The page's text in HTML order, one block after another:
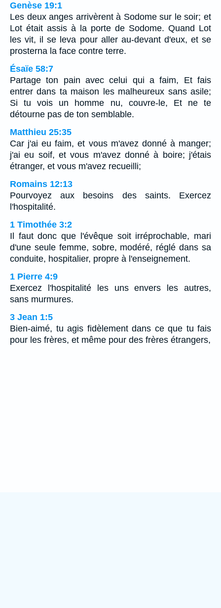
Genèse 19:1
Les deux anges arrivèrent à Sodome sur le soir; et
Lot était assis à la porte de Sodome. Quand Lot
les vit, il se leva pour aller au-devant d'eux, et se
prosterna la face contre terre.
Ésaïe 58:7
Partage ton pain avec celui qui a faim, Et fais
entrer dans ta maison les malheureux sans asile;
Si tu vois un homme nu, couvre-le, Et ne te
détourne pas de ton semblable.
Matthieu 25:35
Car j'ai eu faim, et vous m'avez donné à manger;
j'ai eu soif, et vous m'avez donné à boire; j'étais
étranger, et vous m'avez recueilli;
Romains 12:13
Pourvoyez aux besoins des saints. Exercez
l'hospitalité.
1 Timothée 3:2
Il faut donc que l'évêque soit irréprochable, mari
d'une seule femme, sobre, modéré, réglé dans sa
conduite, hospitalier, propre à l'enseignement.
1 Pierre 4:9
Exercez l'hospitalité les uns envers les autres,
sans murmures.
3 Jean 1:5
Bien-aimé, tu agis fidèlement dans ce que tu fais
pour les frères, et même pour des frères étrangers,